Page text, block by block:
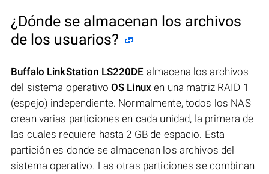
¿Dónde se almacenan los archivos
de los usuarios?
Buffalo LinkStation LS220DE almacena los archivos
del sistema operativo OS Linux en una matriz RAID 1
(espejo) independiente. Normalmente, todos los NAS
crean varias particiones en cada unidad, la primera de
las cuales requiere hasta 2 GB de espacio. Esta
partición es donde se almacenan los archivos del
sistema operativo. Las otras particiones se combinan